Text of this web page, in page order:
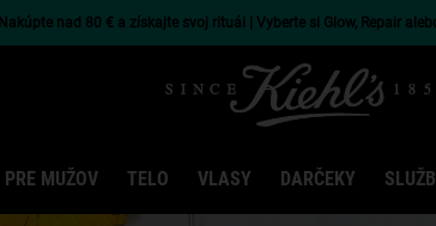
Nakúpte nad 80 € a získajte svoj rituál | Vyberte si Glow, Repair
PRE MUŽOV TELO VLASY DARČEKY